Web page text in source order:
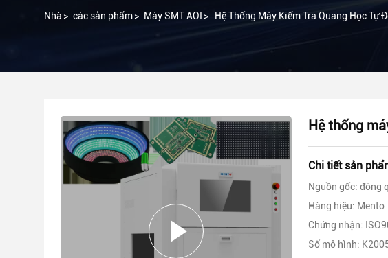
Nhà > các sản phẩm> Máy SMT AOI > Hệ Thống Máy Kiểm Tra Quang Học Tự
Hệ thống
Chi tiết sản
Nguồn gốc: đông
Hàng hiệu: Mento
Chứng nhận:
Số mô hình: